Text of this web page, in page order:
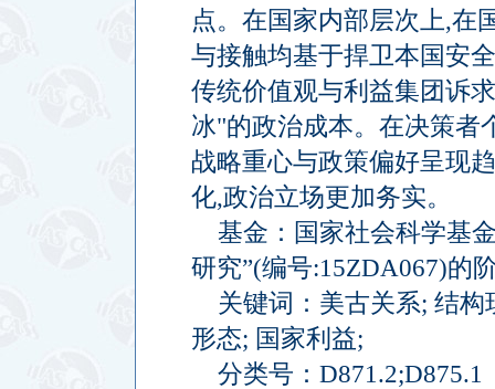
点。在国家内部层次上,在
与接触均基于捍卫本国安
传统价值观与利益集团诉
冰"的政治成本。在决策者
战略重心与政策偏好呈现
化,政治立场更加务实。
基金：国家社会科学基
研究”(编号:15ZDA067)的
关键词：美古关系; 结构
形态; 国家利益;
分类号： D871.2;D875.1